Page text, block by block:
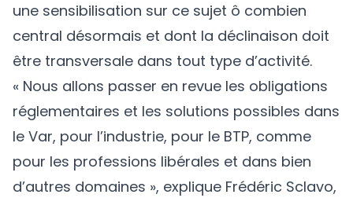
une sensibilisation sur ce sujet ô combien
central désormais et dont la déclinaison doit
être transversale dans tout type d’activité.
« Nous allons passer en revue les obligations
réglementaires et les solutions possibles dans
le Var, pour l’industrie, pour le BTP, comme
pour les professions libérales et dans bien
d’autres domaines », explique Frédéric Sclavo,